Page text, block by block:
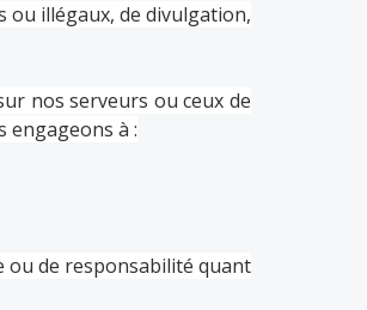
ou illégaux, de divulgation,
nos serveurs ou ceux de
engageons à :
ou de responsabilité quant